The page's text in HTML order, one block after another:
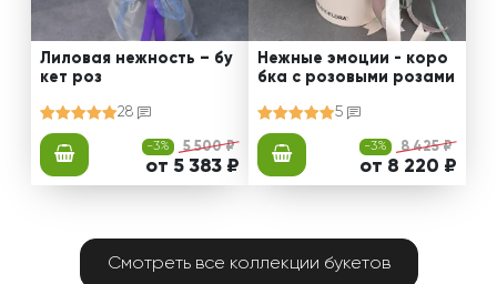
Лиловая нежность – бу
кет роз
28
-3% 5 500 ₽
от 5 383 ₽
Нежные эмоции - коро
бка с розовыми розами
5
-3% 8 425 ₽
от 8 220 ₽
Смотреть все коллекции букетов